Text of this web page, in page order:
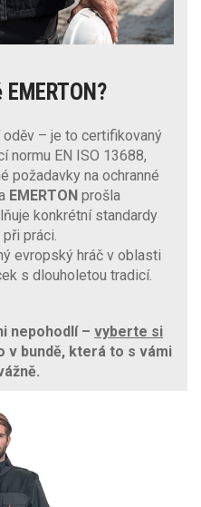
oděv – je to certifikovaný
normu EN ISO 13688,
požadavky na ochranné
EMERTON prošla
konkrétní standardy
práci.
evropský hráč v oblasti
s dlouholetou tradicí.
nepohodlí – vyberte si
v bundě, která to s vámi